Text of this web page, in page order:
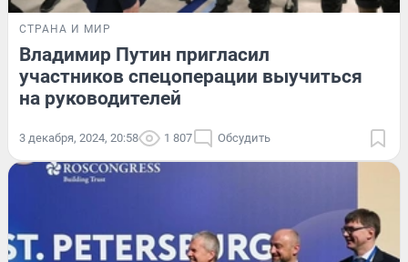
СТРАНА И МИР
Владимир Путин пригласил
участников спецоперации выучиться
на руководителей
3 декабря, 2024, 20:58 1 807 Обсудить